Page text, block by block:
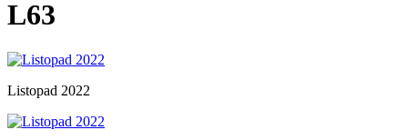
L63
Listopad 2022